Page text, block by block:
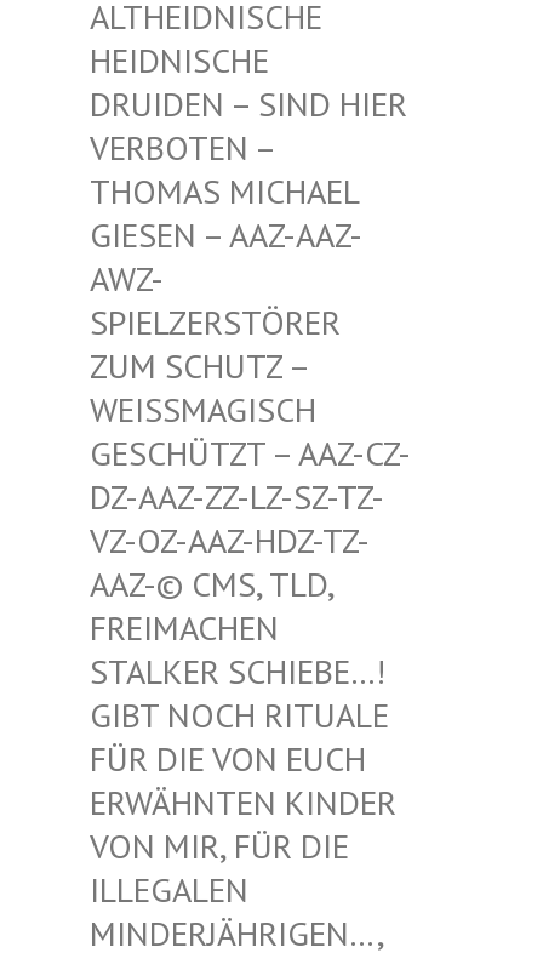
LTHEIDNISCHE H
EIDNISCHE D
RUIDEN – SIND HIER V
ERBOTEN – T
HOMAS MICHAEL G
IESEN – AAZ-AAZ-A
WZ-S
PIELZERSTÖRER Z
UM SCHUTZ – W
EISSMAGISCH GE
SCHÜTZT – AAZ-CZ-DZ
-AAZ-ZZ-LZ-SZ-TZ-VZ
-OZ-AAZ-HDZ-TZ-AA
Z-© CMS, TLD, FR
EIMACHEN ST
ALKER SCHIEBE…! GI
BT NOCH RITUALE FÜ
R DIE VON EUCH ER
WÄHNTEN KINDER VO
N MIR, FÜR DIE IL
LEGALEN MI
NDERJÄHRIGEN…, EI